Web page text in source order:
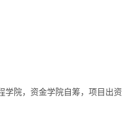
学院，资金学院自筹，项目出资